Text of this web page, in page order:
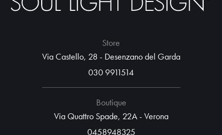
Store
Via Castello, 28 - Desenzano del Garda
030 9911514
Boutique
Via Quattro Spade, 22A - Verona
0458948325